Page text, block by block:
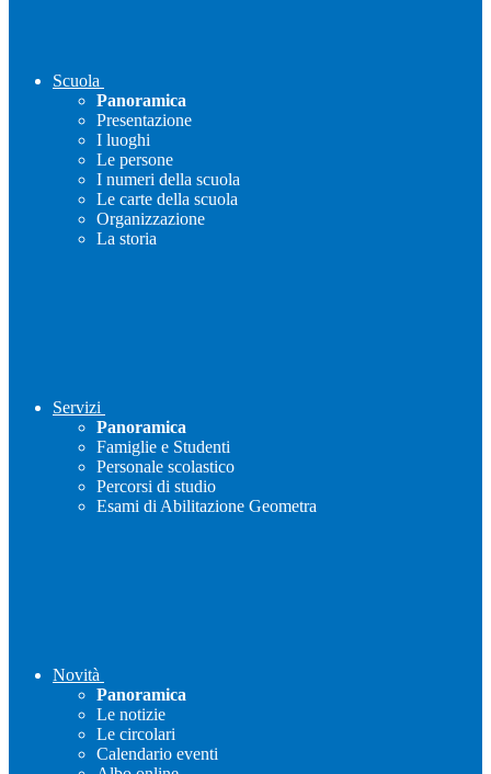
Scuola
Panoramica
Presentazione
I luoghi
Le persone
I numeri della scuola
Le carte della scuola
Organizzazione
La storia
Servizi
Panoramica
Famiglie e Studenti
Personale scolastico
Percorsi di studio
Esami di Abilitazione Geometra
Novità
Panoramica
Le notizie
Le circolari
Calendario eventi